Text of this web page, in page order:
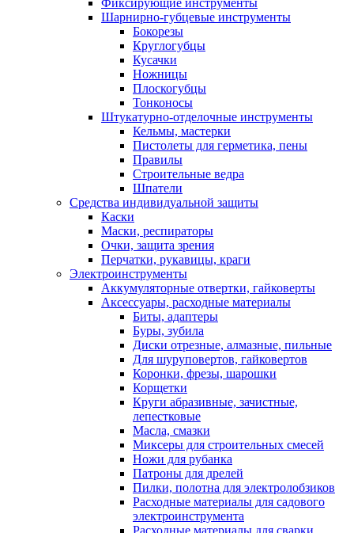
Шарнирно-губцевые инструменты
Бокорезы
Круглогубцы
Кусачки
Ножницы
Плоскогубцы
Тонконосы
Штукатурно-отделочные инструменты
Кельмы, мастерки
Пистолеты для герметика, пены
Правилы
Строительные ведра
Шпатели
Средства индивидуальной защиты
Каски
Маски, респираторы
Очки, защита зрения
Перчатки, рукавицы, краги
Электроинструменты
Аккумуляторные отвертки, гайковерты
Аксессуары, расходные материалы
Биты, адаптеры
Буры, зубила
Диски отрезные, алмазные, пильные
Для шуруповертов, гайковертов
Коронки, фрезы, шарошки
Корщетки
Круги абразивные, зачистные,
лепестковые
Масла, смазки
Миксеры для строительных смесей
Ножи для рубанка
Патроны для дрелей
Пилки, полотна для электролобзиков
Расходные материалы для садового
электроинструмента
Расходные материалы для сварки